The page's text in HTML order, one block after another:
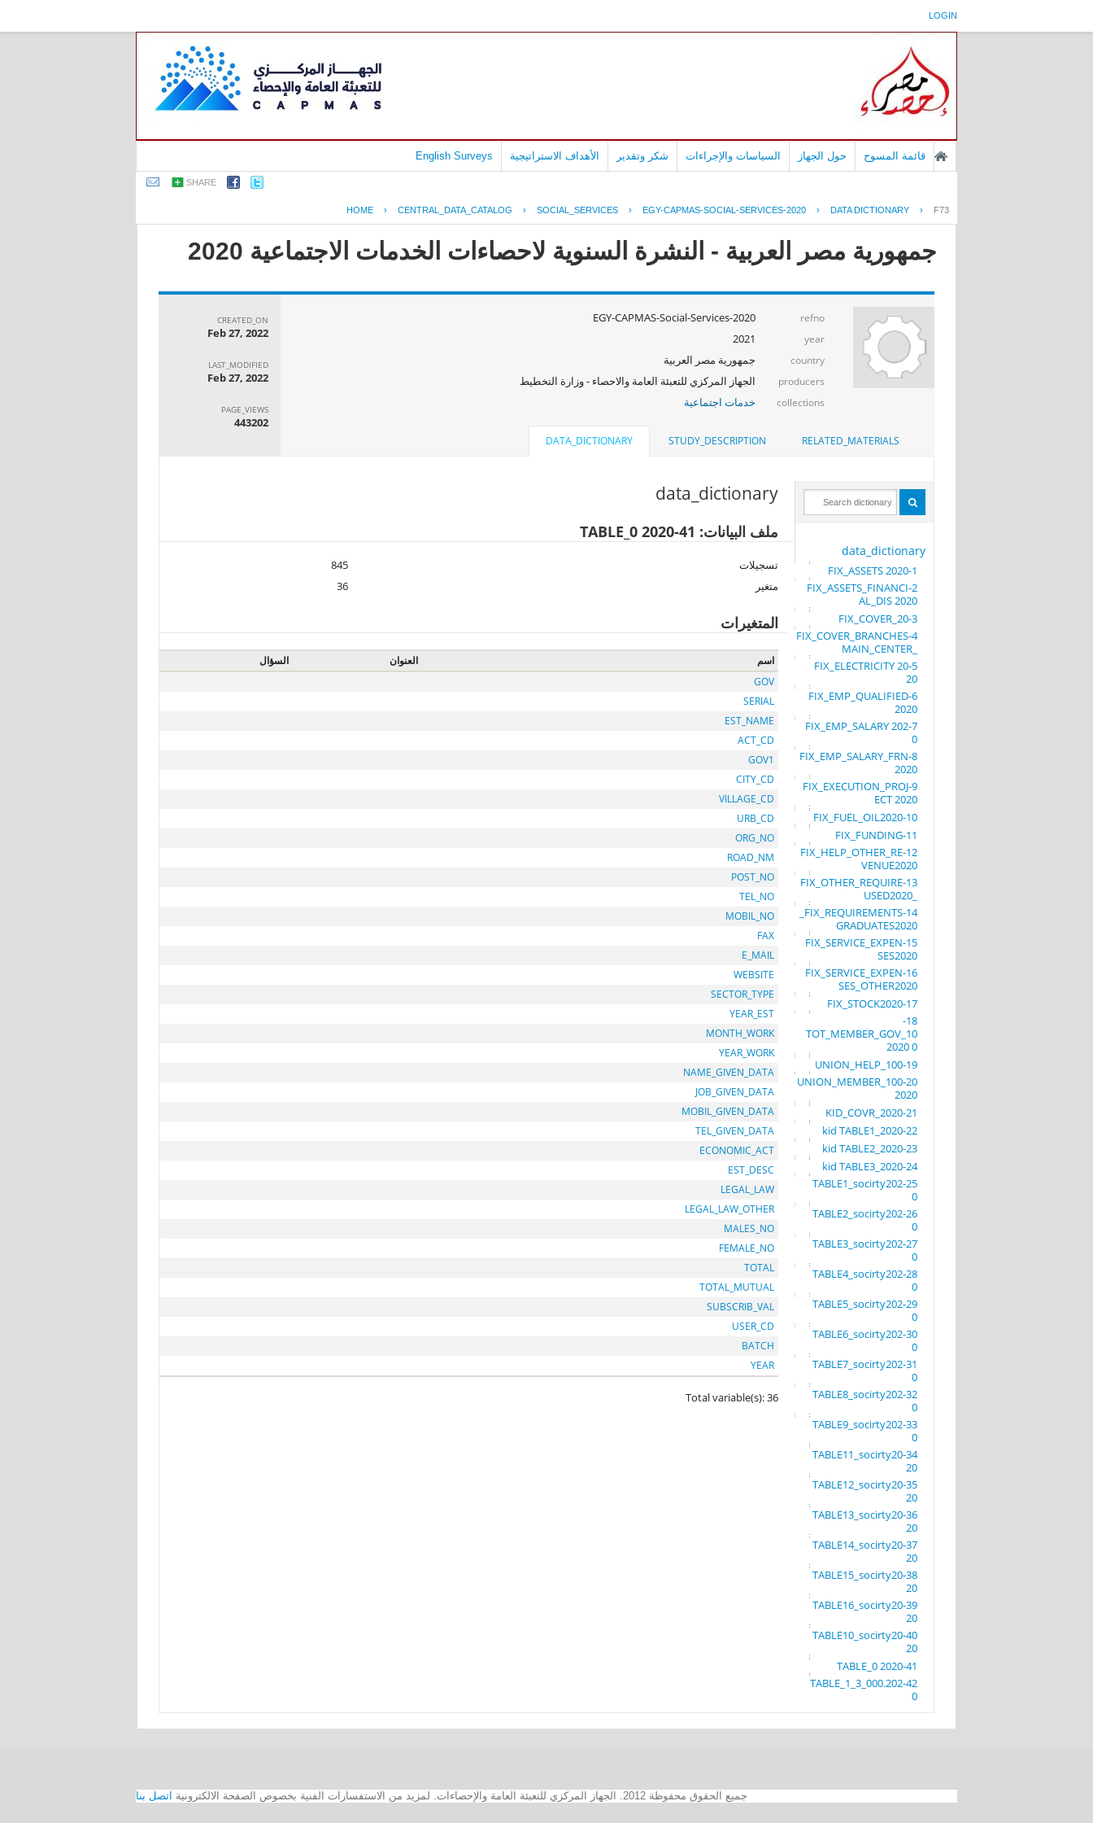
LOGIN
قائمة المسوح حول الجهاز السياسات والإجراءات شكر وتقدير الأهداف الاستراتيجية English Surveys
SHARE
HOME › CENTRAL_DATA_CATALOG › SOCIAL_SERVICES › EGY-CAPMAS-SOCIAL-SERVICES-2020 › DATA DICTIONARY › F73
جمهورية مصر العربية - النشرة السنوية لاحصاءات الخدمات الاجتماعية 2020
refno
EGY-CAPMAS-Social-Services-2020
year
2021
country جمهورية مصر العربية
producers الجهاز المركزي للتعبئة العامة والاحصاء - وزارة التخطيط
collections خدمات اجتماعية
CREATED_ON
Feb 27, 2022
LAST_MODIFIED
Feb 27, 2022
PAGE_VIEWS
443202
RELATED_MATERIALS
STUDY_DESCRIPTION
DATA_DICTIONARY
data_dictionary
1-FIX_ASSETS 2020
2-FIX_ASSETS_FINANCI
AL_DIS 2020
3-FIX_COVER_20
4-FIX_COVER_BRANCHES
5-FIX_ELECTRICITY 20
20
6-FIX_EMP_QUALIFIED
2020
7-FIX_EMP_SALARY 202
0
8-FIX_EMP_SALARY_FRN
2020
9-FIX_EXECUTION_PROJ
ECT 2020
10-FIX_FUEL_OIL2020
11-FIX_FUNDING
12-FIX_HELP_OTHER_RE
VENUE2020
13-FIX_OTHER_REQUIRE
14-FIX_REQUIREMENTS_
GRADUATES2020
15-FIX_SERVICE_EXPEN
SES2020
16-FIX_SERVICE_EXPEN
SES_OTHER2020
17-FIX_STOCK2020
18-
TOT_MEMBER_GOV_10
0 2020
19-UNION_HELP_100
20-UNION_MEMBER_100
2020
21-KID_COVR_2020
22-kid TABLE1_2020
23-kid TABLE2_2020
24-kid TABLE3_2020
25-TABLE1_socirty202
0
26-TABLE2_socirty202
0
27-TABLE3_socirty202
0
28-TABLE4_socirty202
0
29-TABLE5_socirty202
0
30-TABLE6_socirty202
0
31-TABLE7_socirty202
0
32-TABLE8_socirty202
0
33-TABLE9_socirty202
0
34-TABLE11_socirty20
20
35-TABLE12_socirty20
20
36-TABLE13_socirty20
20
37-TABLE14_socirty20
20
38-TABLE15_socirty20
20
39-TABLE16_socirty20
20
40-TABLE10_socirty20
20
41-TABLE_0 2020
42-TABLE_1_3_000.202
0
data_dictionary
ملف البيانات: 41-TABLE_0 2020
تسجيلات
845
متغير
36
المتغيرات
اسم العنوان
السؤال
GOV
SERIAL
EST_NAME
ACT_CD
GOV1
CITY_CD
VILLAGE_CD
URB_CD
ORG_NO
ROAD_NM
POST_NO
TEL_NO
MOBIL_NO
FAX
E_MAIL
WEBSITE
SECTOR_TYPE
YEAR_EST
MONTH_WORK
YEAR_WORK
NAME_GIVEN_DATA
JOB_GIVEN_DATA
MOBIL_GIVEN_DATA
TEL_GIVEN_DATA
ECONOMIC_ACT
EST_DESC
LEGAL_LAW
LEGAL_LAW_OTHER
MALES_NO
FEMALE_NO
TOTAL
TOTAL_MUTUAL
SUBSCRIB_VAL
USER_CD
BATCH
YEAR
Total variable(s): 36
جميع الحقوق محفوظة 2012. الجهاز المركزي للتعبئة العامة والإحصاءات. لمزيد من الاستفسارات الفنية بخصوص الصفحة الالكترونية اتصل بنا